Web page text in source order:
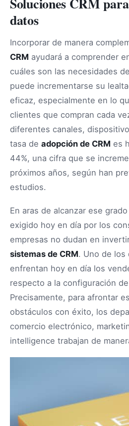
datos
Incorporar de manera
CRM ayudará a comprender
cuáles son las necesidades
puede incrementarse su
eficaz, especialmente en lo
clientes que compran cada
diferentes canales,
tasa de adopción de CRM es
44%, una cifra que se
próximos años, según han
estudios.
En aras de alcanzar ese
exigido hoy en día por los
empresas no dudan en
sistemas de CRM. Uno de los
enfrentan hoy en día los
respecto a la configuración
Precisamente, para afrontar
obstáculos con éxito, los
comercio electrónico,
intelligence trabajan de